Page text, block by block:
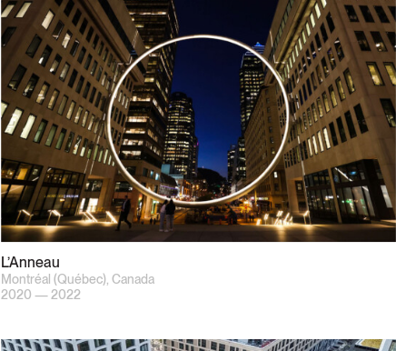
L’Anneau
Montréal (Québec), Canada
2020 — 2022